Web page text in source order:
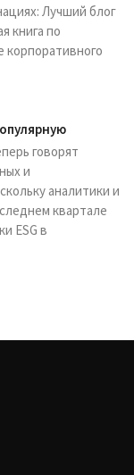
Лучший блог
книга по
корпоративного
говорят
и
аналитики и
квартале
ESG в